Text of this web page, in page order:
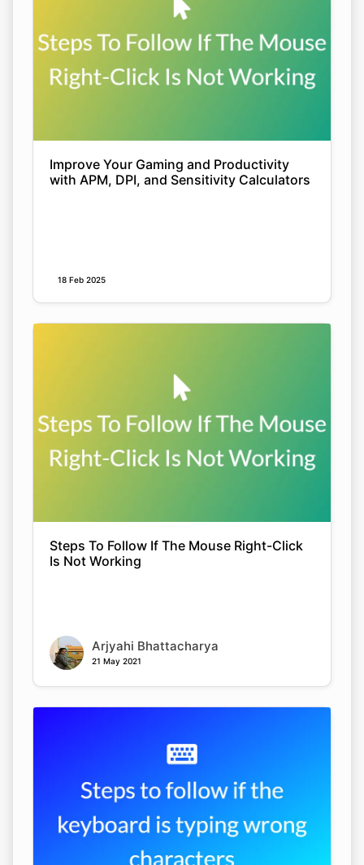
Improve Your Gaming and Productivity
with APM, DPI, and Sensitivity Calculators
18 Feb 2025
Steps To Follow If The Mouse Right-Click
Is Not Working
Arjyahi Bhattacharya
21 May 2021